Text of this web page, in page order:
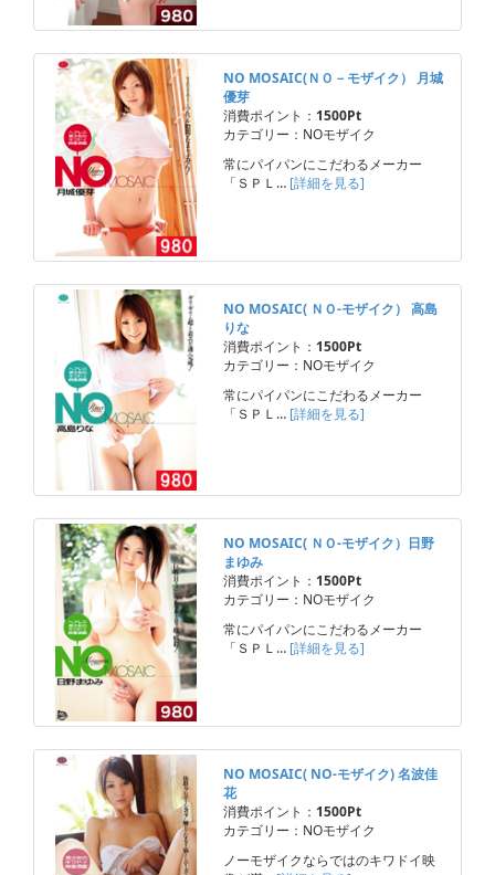
NO MOSAIC(ＮＯ－モザイク） 月城
優芽
消費ポイント： 1500Pt
カテゴリー：NOモザイク
常にパイパンにこだわるメーカー
「ＳＰＬ… [詳細を見る]
NO MOSAIC( ＮＯ-モザイク） 高島
りな
消費ポイント： 1500Pt
カテゴリー：NOモザイク
常にパイパンにこだわるメーカー
「ＳＰＬ… [詳細を見る]
NO MOSAIC( ＮＯ-モザイク）日野
まゆみ
消費ポイント： 1500Pt
カテゴリー：NOモザイク
常にパイパンにこだわるメーカー
「ＳＰＬ… [詳細を見る]
NO MOSAIC( NO-モザイク) 名波佳
花
消費ポイント： 1500Pt
カテゴリー：NOモザイク
ノーモザイクならではのキワドイ映